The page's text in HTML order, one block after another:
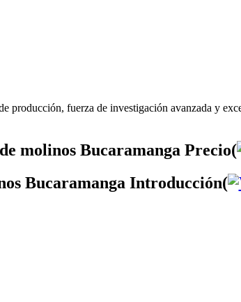
producción, fuerza de investigación avanzada y
molinos Bucaramanga Precio(
Bucaramanga Introducción(